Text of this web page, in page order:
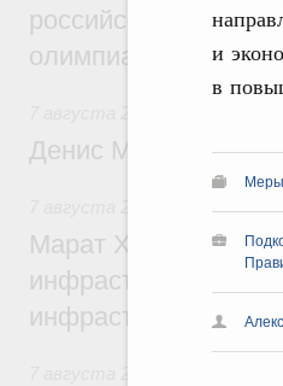
и
в
Меры
российскую
олимпиаде по
Денис Мантуров
Бюджеты
Марат Хуснуллин:
инфраструктуры
инфраструктурным